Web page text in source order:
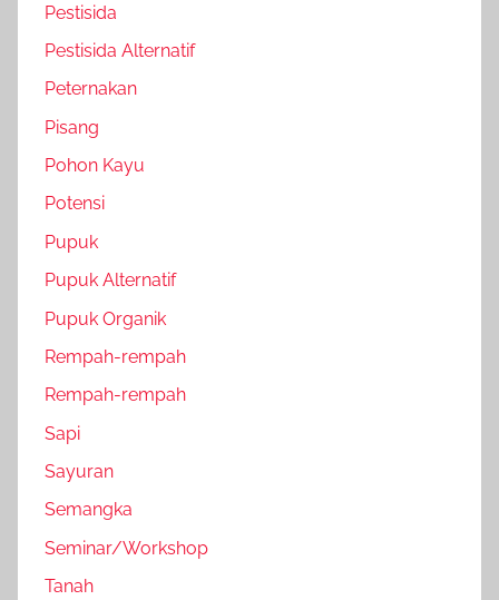
Pestisida
Pestisida Alternatif
Peternakan
Pisang
Pohon Kayu
Potensi
Pupuk
Pupuk Alternatif
Pupuk Organik
Rempah-rempah
Rempah-rempah
Sapi
Sayuran
Semangka
Seminar/Workshop
Tanah